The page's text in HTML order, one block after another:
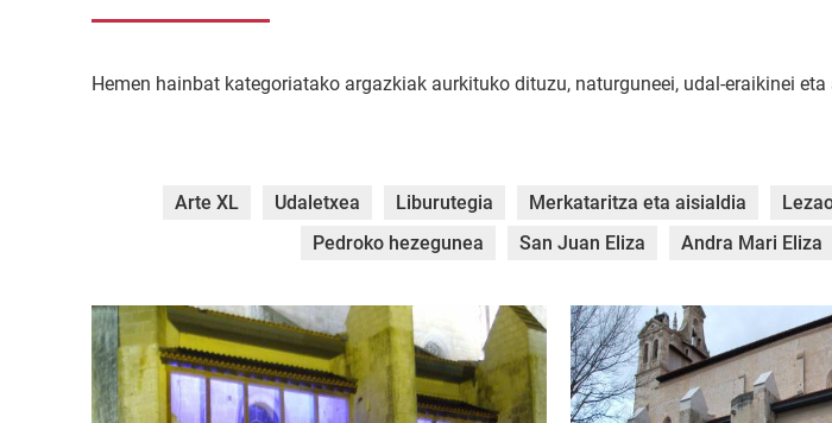
Hemen hainbat kategoriatako argazkiak aurkituko dituzu, naturguneei, udal-eraikinei
Arte XL Udaletxea Liburutegia Merkataritza eta aisialdia
Pedroko hezegunea
San Juan Eliza Andra Mari Eliza
HPIM1661.jpg DSCF0986.jpg